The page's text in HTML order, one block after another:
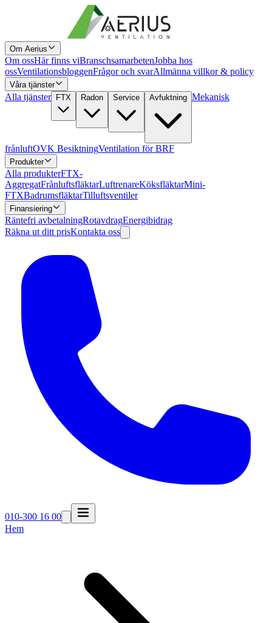
Om Aerius
Om ossHär finns viBranschsamarbetenJobba hos
ossVentilationsbloggenFrågor och svarAllmänna villkor & policy
Våra tjänster
Alla tjänster FTX Radon Service Avfuktning Mekanisk
frånluftOVK BesiktningVentilation för BRF
Produkter
Alla produkterFTX-
AggregatFrånluftsfläktarLuftrenareKöksfläktarMini-
FTXBadrumsfläktarTilluftsventiler
Finansiering
Räntefri avbetalningRotavdragEnergibidrag
Räkna ut ditt prisKontakta oss
010-300 16 00
Hem